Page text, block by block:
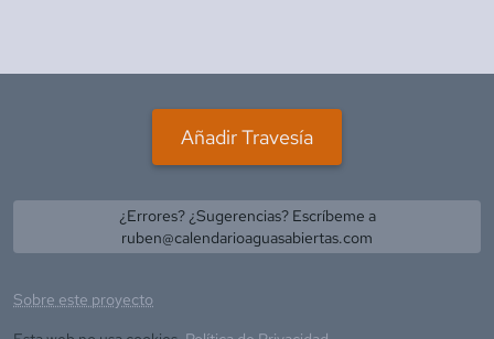
Añadir Travesía
¿Errores? ¿Sugerencias? Escríbeme a
ruben@calendarioaguasabiertas.com
Sobre este proyecto